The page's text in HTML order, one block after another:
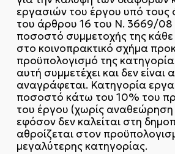
εργασιών του έργου υπό τους
του άρθρου 16 του Ν. 3669/
ποσοστό συμμετοχής της κάθε
στο κοινοπρακτικό σχήμα
προϋπολογισμό της
αυτή συμμετέχει και δεν
αναγράφεται. Κατηγορία
ποσοστό κάτω του 10% του
του έργου (χωρίς
εφόσον δεν καλείται στη
αθροίζεται στον
μεγαλύτερης κατηγορίας.